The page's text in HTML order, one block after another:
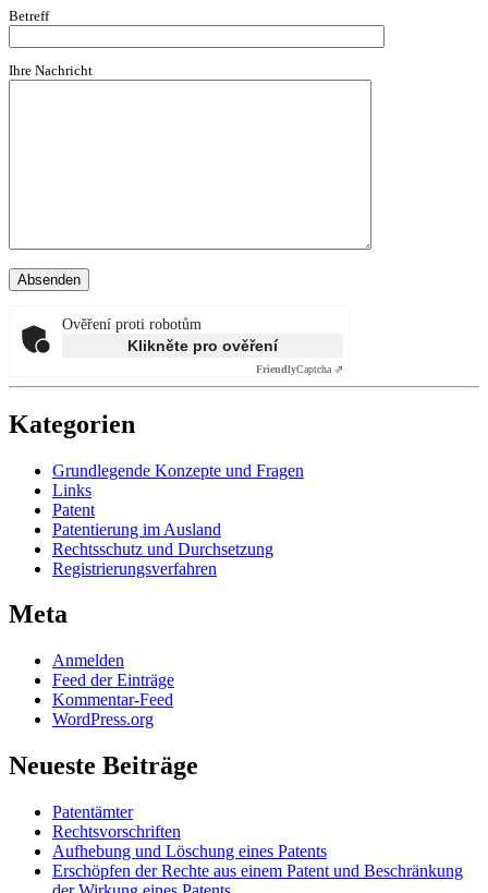
Betreff
Ihre Nachricht
Ověření proti robotům
Klikněte pro ověření
FriendlyCaptcha ⇗
Kategorien
Grundlegende Konzepte und Fragen
Links
Patent
Patentierung im Ausland
Rechtsschutz und Durchsetzung
Registrierungsverfahren
Meta
Anmelden
Feed der Einträge
Kommentar-Feed
WordPress.org
Neueste Beiträge
Patentämter
Rechtsvorschriften
Aufhebung und Löschung eines Patents
Erschöpfen der Rechte aus einem Patent und Beschränkung